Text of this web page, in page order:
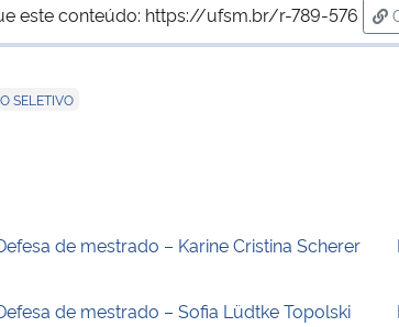
este conteúdo: https://ufsm.br/r-789-576
SELETIVO
de mestrado – Karine Cristina Scherer
de mestrado – Sofia Lüdtke Topolski